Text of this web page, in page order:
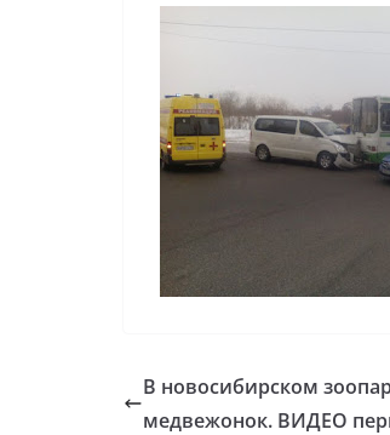
В новосибирском
медвежонок. ВИДЕО